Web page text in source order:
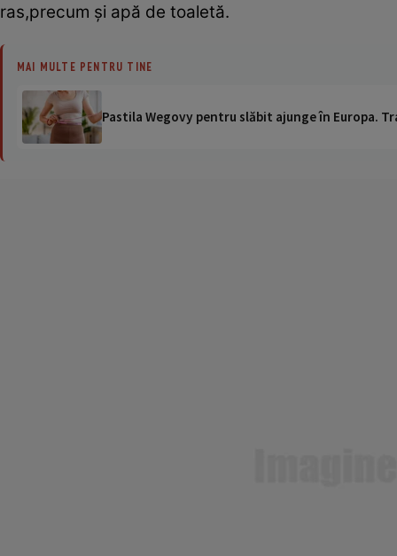
ras,precum şi apă de toaletă.
MAI MULTE PENTRU TINE
Pastila Wegovy pentru slăbit ajunge în Europa.